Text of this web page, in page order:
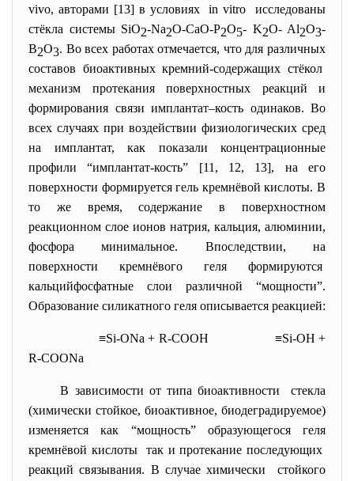
vivo, авторами [13] в условиях in vitro исследованы
стёкла системы SiO2-Na2O-CaO-P2O5- K2O- Al2O3-
B2O3. Во всех работах отмечается, что для различных
составов биоактивных кремний-содержащих стёкол
механизм протекания поверхностных реакций и
формирования связи имплантат–кость одинаков. Во
всех случаях при воздействии физиологических сред
на имплантат, как показали концентрационные
профили “имплантат-кость” [11, 12, 13], на его
поверхности формируется гель кремнёвой кислоты. В
то же время, содержание в поверхностном
реакционном слое ионов натрия, кальция, алюминии,
фосфора минимальное. Впоследствии, на
поверхности кремнёвого геля формируются
кальцийфосфатные слои различной “мощности”.
Образование силикатного геля описывается реакцией:
≡Si-ONa + R-COOH ≡Si-OH +
R-COONa
В зависимости от типа биоактивности стекла
(химически стойкое, биоактивное, биодеградируемое)
изменяется как “мощность” образующегося геля
кремнёвой кислоты так и протекание последующих
реакций связывания. В случае химически стойкого